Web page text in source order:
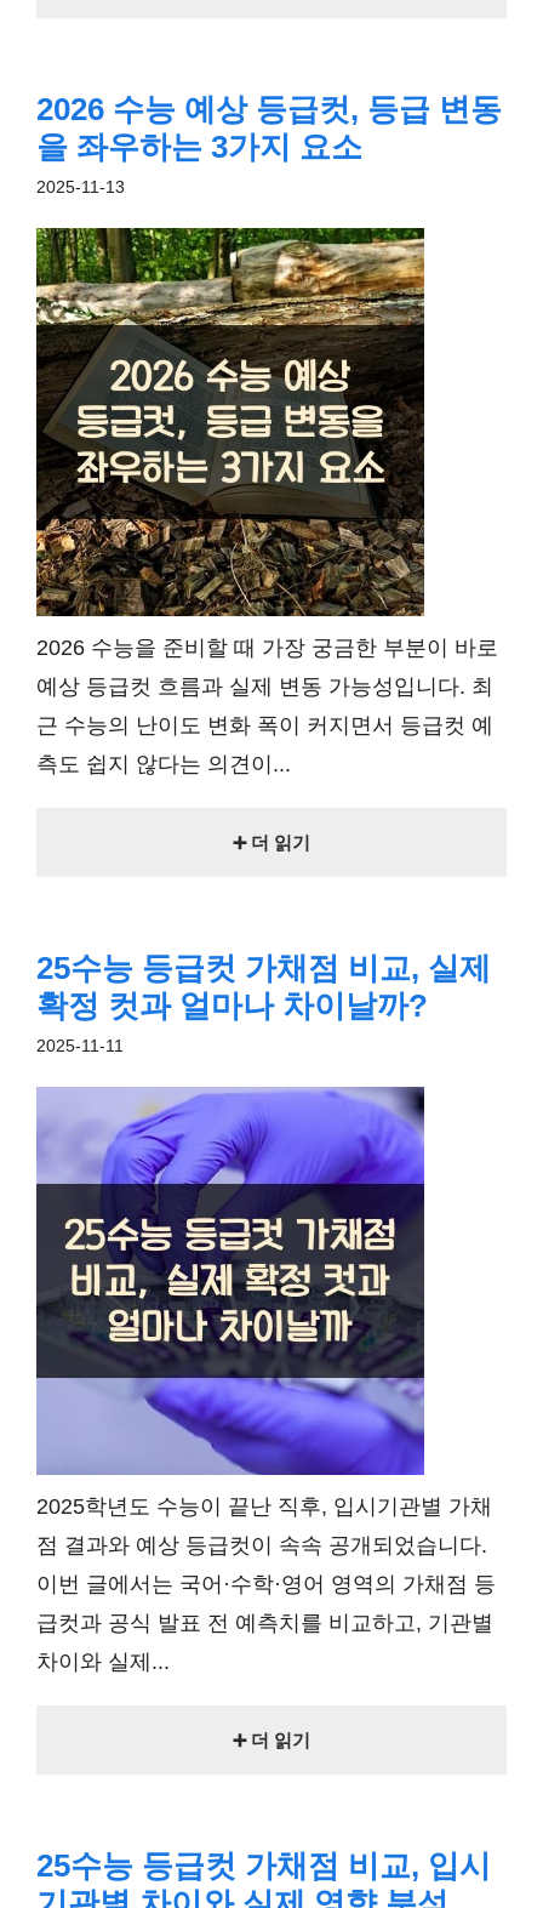
2026 수능 예상 등급컷, 등급 변동
을 좌우하는 3가지 요소
2025-11-13
2026 수능을 준비할 때 가장 궁금한 부분이 바로
예상 등급컷 흐름과 실제 변동 가능성입니다. 최
근 수능의 난이도 변화 폭이 커지면서 등급컷 예
측도 쉽지 않다는 의견이...
➕ 더 읽기
25수능 등급컷 가채점 비교, 실제
확정 컷과 얼마나 차이날까?
2025-11-11
2025학년도 수능이 끝난 직후, 입시기관별 가채
점 결과와 예상 등급컷이 속속 공개되었습니다.
이번 글에서는 국어·수학·영어 영역의 가채점 등
급컷과 공식 발표 전 예측치를 비교하고, 기관별
차이와 실제...
➕ 더 읽기
25수능 등급컷 가채점 비교, 입시